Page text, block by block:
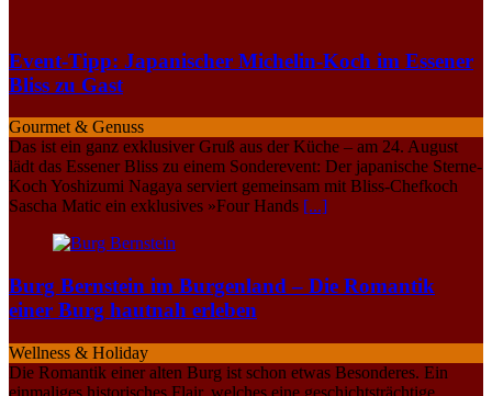
Event-Tipp: Japanischer Michelin-Koch im Essener
Bliss zu Gast
Gourmet & Genuss
Das ist ein ganz exklusiver Gruß aus der Küche – am 24. August
lädt das Essener Bliss zu einem Sonderevent: Der japanische Sterne-
Koch Yoshizumi Nagaya serviert gemeinsam mit Bliss-Chefkoch
Sascha Matic ein exklusives »Four Hands [...]
Burg Bernstein im Burgenland – Die Romantik
einer Burg hautnah erleben
Wellness & Holiday
Die Romantik einer alten Burg ist schon etwas Besonderes. Ein
einmaliges historisches Flair, welches eine geschichtsträchtige